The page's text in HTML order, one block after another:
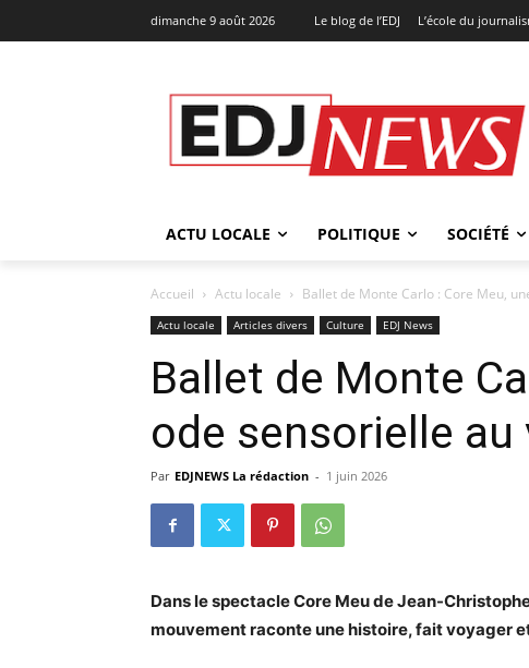
dimanche 9 août 2026 Le blog de l’EDJ L’école du
ACTU LOCALE POLITIQUE SOCIÉTÉ
Accueil Actu locale Ballet de Monte Carlo : Core Meu,
Actu locale Articles divers Culture EDJ News
Ballet de Monte
ode sensorielle au
Par EDJNEWS La rédaction - 1 juin 2026
Dans le spectacle Core Meu de Jean-
mouvement raconte une histoire, fait voyager